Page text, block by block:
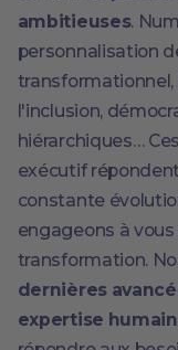
ambitieuses.
personnalisation
l'inclusion,
hiérarchiques…
exécutif
constante
engageons à
transformation.
dernières
expertise